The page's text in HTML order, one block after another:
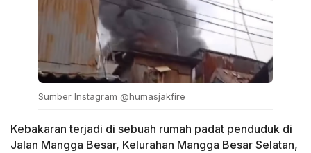
Sumber Instagram @humasjakfire
Kebakaran terjadi di sebuah rumah padat penduduk di
Jalan Mangga Besar, Kelurahan Mangga Besar Selatan,